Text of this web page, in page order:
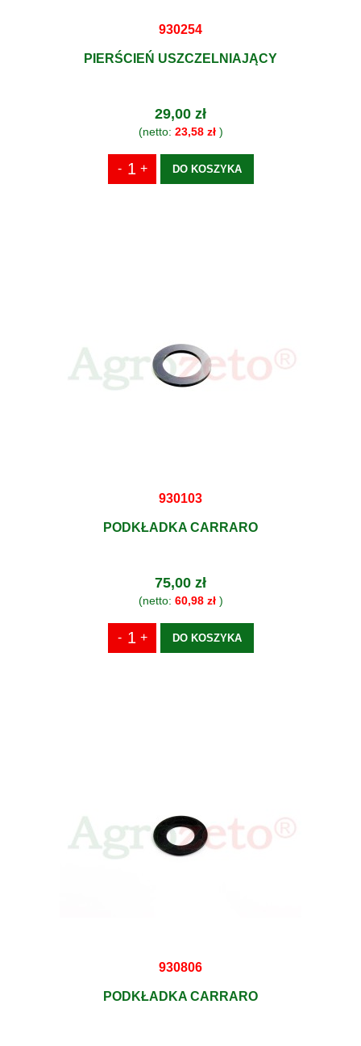
930254
PIERŚCIEŃ USZCZELNIAJĄCY
29,00 zł
(netto: 23,58 zł)
DO KOSZYKA
930103
PODKŁADKA CARRARO
75,00 zł
(netto: 60,98 zł)
DO KOSZYKA
930806
PODKŁADKA CARRARO